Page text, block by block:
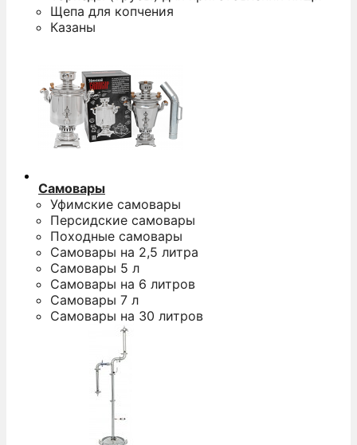
Щепа для копчения
Казаны
Самовары
Уфимские самовары
Персидские самовары
Походные самовары
Самовары на 2,5 литра
Самовары 5 л
Самовары на 6 литров
Самовары 7 л
Самовары на 30 литров